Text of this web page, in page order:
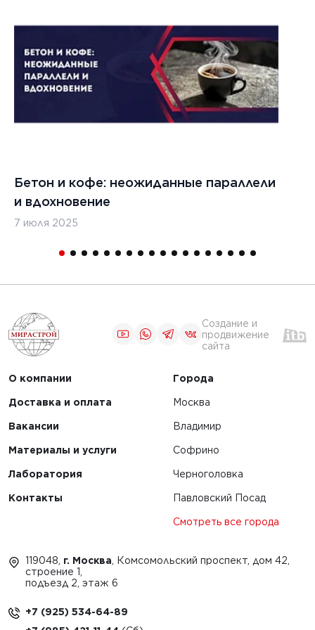
г.
1
Бетон и кофе: неожиданные параллели
и вдохновение
7 июля 2025
Создание и
продвижение
сайта
О компании
Доставка и оплата
Вакансии
Материалы и услуги
Лаборатория
Контакты
Города
Москва
Владимир
Софрино
Черноголовка
Павловский Посад
Смотреть все города
119048, г. Москва , Комсомольский проспект, дом 42,
строение 1,
подъезд 2, этаж 6
+7 (925) 534-64-89